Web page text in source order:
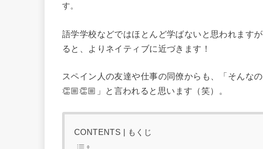
す。
語学学校などではほとんど学ばないと思われます
ると、よりネイティブに近づきます！
スペイン人の友達や仕事の同僚からも、「そんな
👏🏼👏🏼」と言われると思います（笑）。
CONTENTS | もくじ